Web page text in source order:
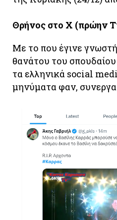
Θρήνος στο X (πρώην
Με το που έγινε
θανάτου του
τα ελληνικά social
μηνύματα φαν,